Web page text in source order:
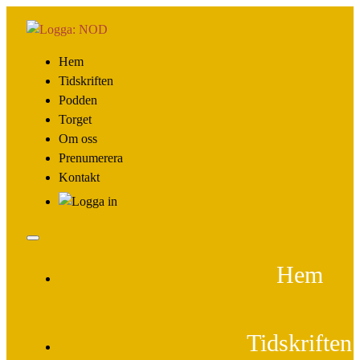
Hem
Tidskriften
Podden
Torget
Om oss
Prenumerera
Kontakt
Hem
Tidskriften